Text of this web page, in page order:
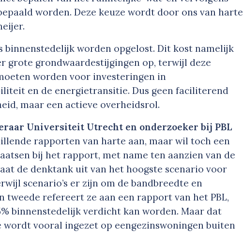
worden. Deze keuze wordt door ons van harte
binnenstedelijk worden opgelost. Dit kost namelijk
grote grondwaardestijgingen op, terwijl deze
worden voor investeringen in
en de energietransitie. Dus geen faciliterend
maar een actieve overheidsrol.
Universiteit Utrecht en onderzoeker bij PBL
rapporten van harte aan, maar wil toch een
bij het rapport, met name ten aanzien van de
de denktank uit van het hoogste scenario voor
scenario’s er zijn om de bandbreedte en
tweede refereert ze aan een rapport van het PBL,
binnenstedelijk verdicht kan worden. Maar dat
wordt vooral ingezet op eengezinswoningen buiten